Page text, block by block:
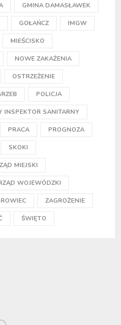
GMINA DAMASŁAWEK
GOŁAŃCZ IMGW
MIEŚCISKO
NOWE ZAKAŻENIA
OSTRZEŻENIE
POLICJA
INSPEKTOR SANITARNY
PRACA PROGNOZA
SKOKI
MIEJSKI
WOJEWÓDZKI
ZAGROŻENIE
ŚWIĘTO